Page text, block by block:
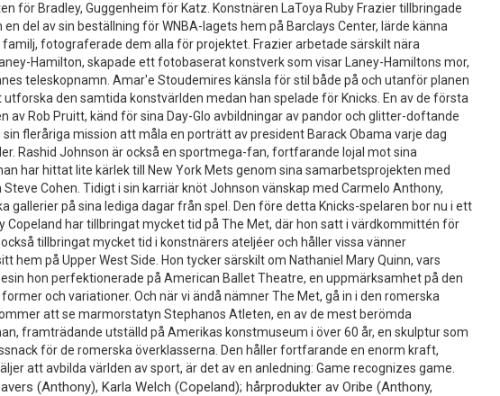
för Bradley, Guggenheim för Katz. Konstnären LaToya Ruby Frazier tillbringade
del av sin beställning för WNBA-lagets hem på Barclays Center, lärde känna
familj, fotograferade dem alla för projektet. Frazier arbetade särskilt nära
Hamilton, skapade ett fotobaserat konstverk som visar Laney-Hamiltons mor,
teleskopnamn. Amar'e Stoudemires känsla för stil både på och utanför planen
den samtida konstvärlden medan han spelade för Knicks. En av de första
av Rob Pruitt, känd för sina Day-Glo avbildningar av pandor och glitter-doftande
fleråriga mission att måla en porträtt av president Barack Obama varje dag
Rashid Johnson är också en sportmega-fan, fortfarande lojal mot sina
har hittat lite kärlek till New York Mets genom sina samarbetsprojekten med
Cohen. Tidigt i sin karriär knöt Johnson vänskap med Carmelo Anthony,
gallerier på sina lediga dagar från spel. Den före detta Knicks-spelaren bor nu i ett
Copeland har tillbringat mycket tid på The Met, där hon satt i värdkommittén för
tillbringat mycket tid i konstnärers ateljéer och håller vissa vänner
hem på Upper West Side. Hon tycker särskilt om Nathaniel Mary Quinn, vars
hon perfektionerade på American Ballet Theatre, en uppmärksamhet på den
och variationer. Och när vi ändå nämner The Met, gå in i den romerska
att se marmorstatyn Stephanos Atleten, en av de mest berömda
framträdande utställd på Amerikas konstmuseum i över 60 år, en skulptur som
för de romerska överklasserna. Den håller fortfarande en enorm kraft,
att avbilda världen av sport, är det av en anledning: Game recognizes game.
(Anthony), Karla Welch (Copeland); hårprodukter av Oribe (Anthony,